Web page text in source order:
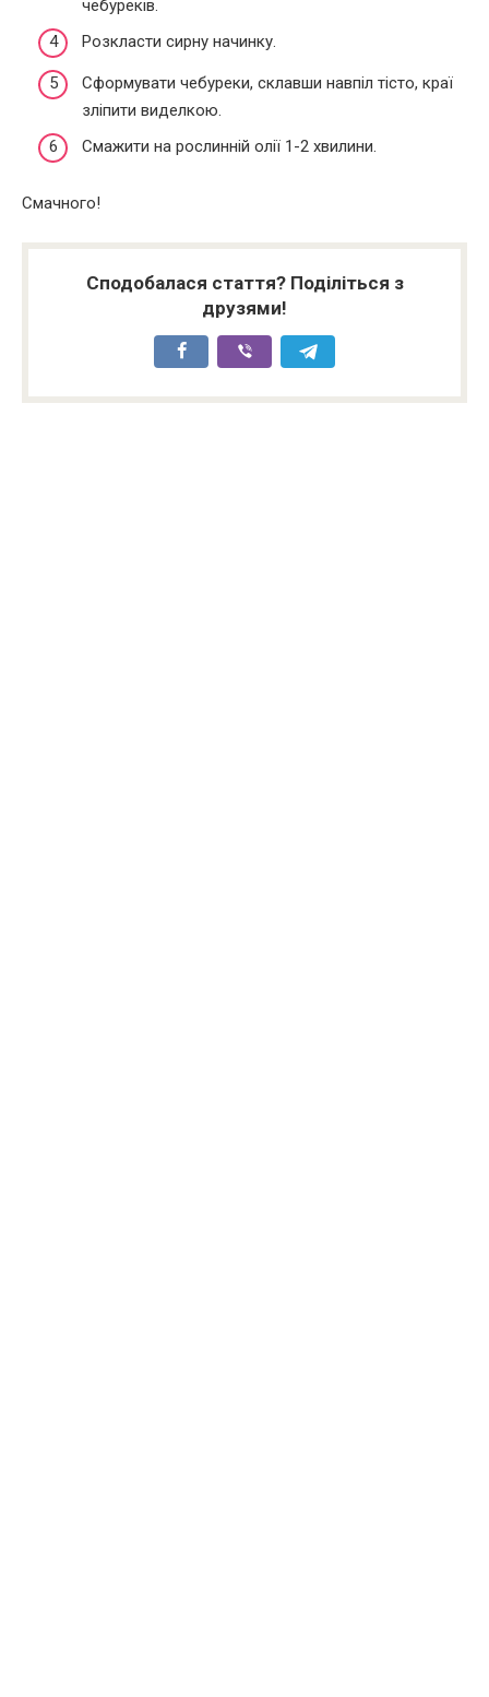
чебуреків.
Розкласти сирну начинку.
Сформувати чебуреки, склавши навпіл тісто, краї
зліпити виделкою.
Смажити на рослинній олії 1-2 хвилини.
Смачного!
Сподобалася стаття? Поділіться з
друзями!